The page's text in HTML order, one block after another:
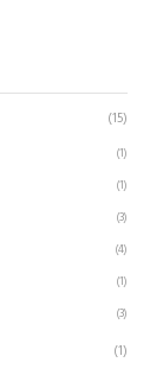
(15)
(1)
(1)
(3)
(4)
(1)
(3)
(1)